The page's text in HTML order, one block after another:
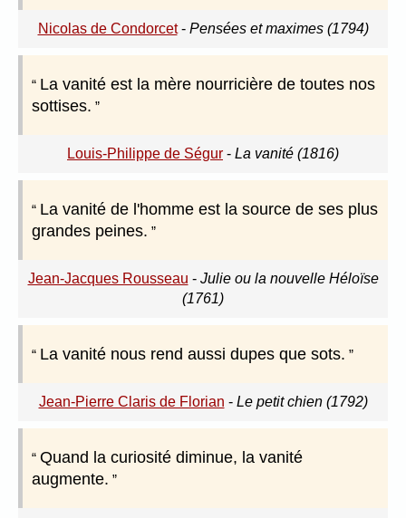
Nicolas de Condorcet- Pensées et maximes (1794)
La vanité est la mère nourricière de toutes nos
sottises.
Louis-Philippe de Ségur - La vanité (1816)
La vanité de l'homme est la source de ses plus
grandes peines.
Jean-Jacques Rousseau - Julie ou la nouvelle Héloïse
(1761)
La vanité nous rend aussi dupes que sots.
Jean-Pierre Claris de Florian - Le petit chien (1792)
Quand la curiosité diminue, la vanité
augmente.